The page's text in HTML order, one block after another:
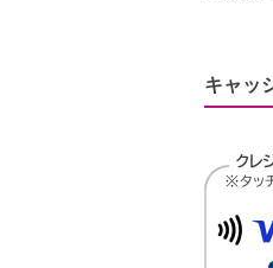
キャッ